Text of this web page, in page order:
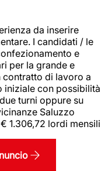
da inserire
I candidati / le
e
per la grande e
di lavoro a
iniziale con possibilità
turni oppure su
Saluzzo
1.306,72 lordi mensili